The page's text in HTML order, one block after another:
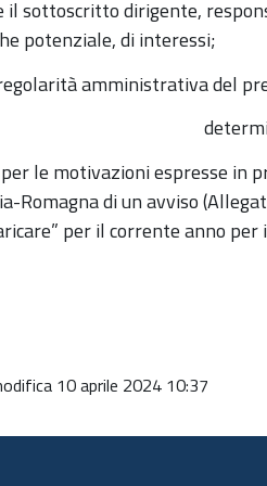
sottoscritto dirigente,
potenziale, di interessi;
amministrativa del
le motivazioni espresse in
Romagna di un avviso
per il corrente anno
10 aprile 2024 10:37